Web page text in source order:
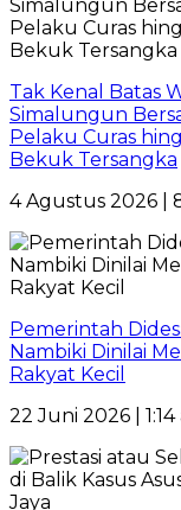
Tak Kenal Batas
Simalungun
Pelaku Curas
Bekuk Tersangka
4 Agustus 2026 |
Pemerintah
Nambiki Dinilai
Rakyat Kecil
22 Juni 2026 |